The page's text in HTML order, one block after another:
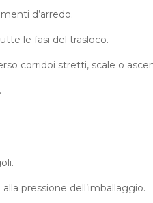
d’arredo.
le fasi del trasloco.
corridoi stretti, scale o
pressione dell’imballaggio.